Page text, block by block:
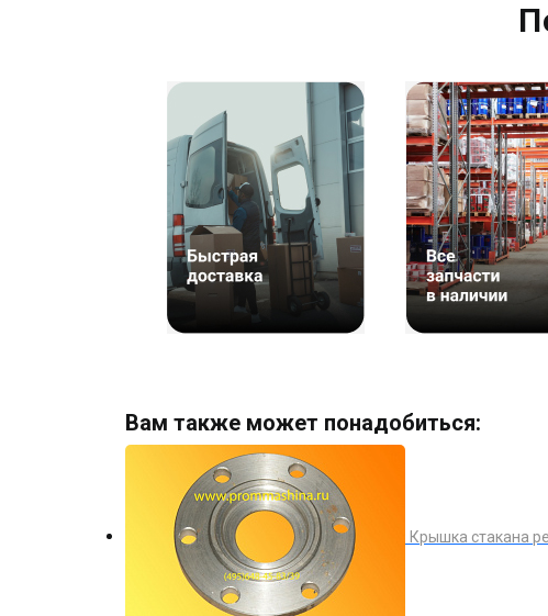
Вам также может понадобиться:
Крышка стакана